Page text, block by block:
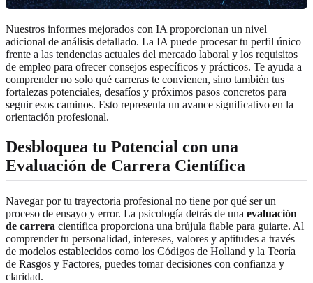
Nuestros informes mejorados con IA proporcionan un nivel
adicional de análisis detallado. La IA puede procesar tu perfil único
frente a las tendencias actuales del mercado laboral y los requisitos
de empleo para ofrecer consejos específicos y prácticos. Te ayuda a
comprender no solo qué carreras te convienen, sino también tus
fortalezas potenciales, desafíos y próximos pasos concretos para
seguir esos caminos. Esto representa un avance significativo en la
orientación profesional.
Desbloquea tu Potencial con una
Evaluación de Carrera Científica
Navegar por tu trayectoria profesional no tiene por qué ser un
proceso de ensayo y error. La psicología detrás de una evaluación
de carrera científica proporciona una brújula fiable para guiarte. Al
comprender tu personalidad, intereses, valores y aptitudes a través
de modelos establecidos como los Códigos de Holland y la Teoría
de Rasgos y Factores, puedes tomar decisiones con confianza y
claridad.